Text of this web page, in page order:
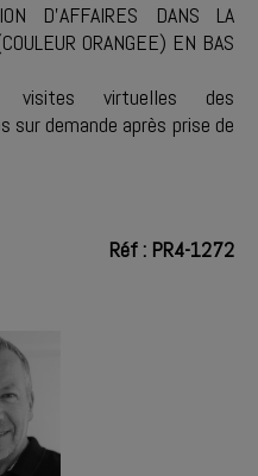
D'AFFAIRES DANS LA
ORANGEE) EN BAS
visites virtuelles des
demande après prise de
Réf : PR4-1272